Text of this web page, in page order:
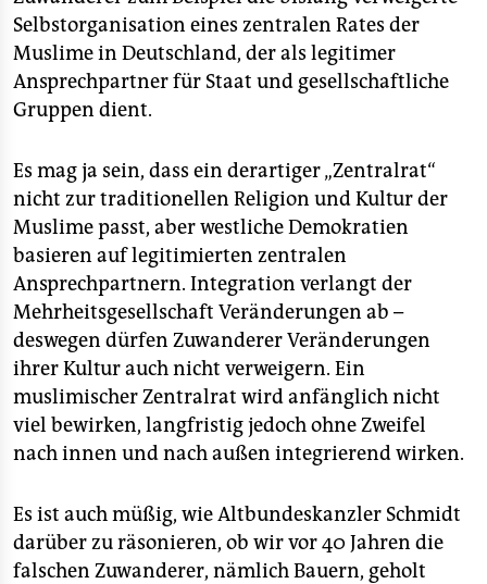
Selbstorganisation eines zentralen Rates der
Muslime in Deutschland, der als legitimer
Ansprechpartner für Staat und gesellschaftliche
Gruppen dient.
Es mag ja sein, dass ein derartiger „Zentralrat“
nicht zur traditionellen Religion und Kultur der
Muslime passt, aber westliche Demokratien
basieren auf legitimierten zentralen
Ansprechpartnern. Integration verlangt der
Mehrheitsgesellschaft Veränderungen ab –
deswegen dürfen Zuwanderer Veränderungen
ihrer Kultur auch nicht verweigern. Ein
muslimischer Zentralrat wird anfänglich nicht
viel bewirken, langfristig jedoch ohne Zweifel
nach innen und nach außen integrierend wirken.
Es ist auch müßig, wie Altbundeskanzler Schmidt
darüber zu räsonieren, ob wir vor 40 Jahren die
falschen Zuwanderer, nämlich Bauern, geholt